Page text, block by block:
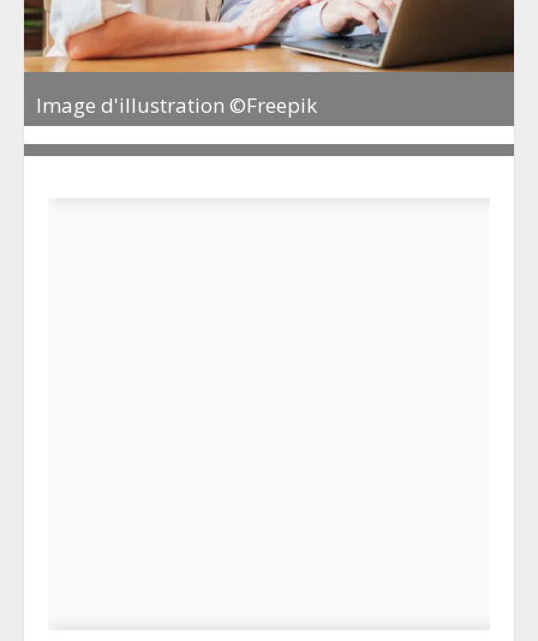
Image d'illustration ©Freepik